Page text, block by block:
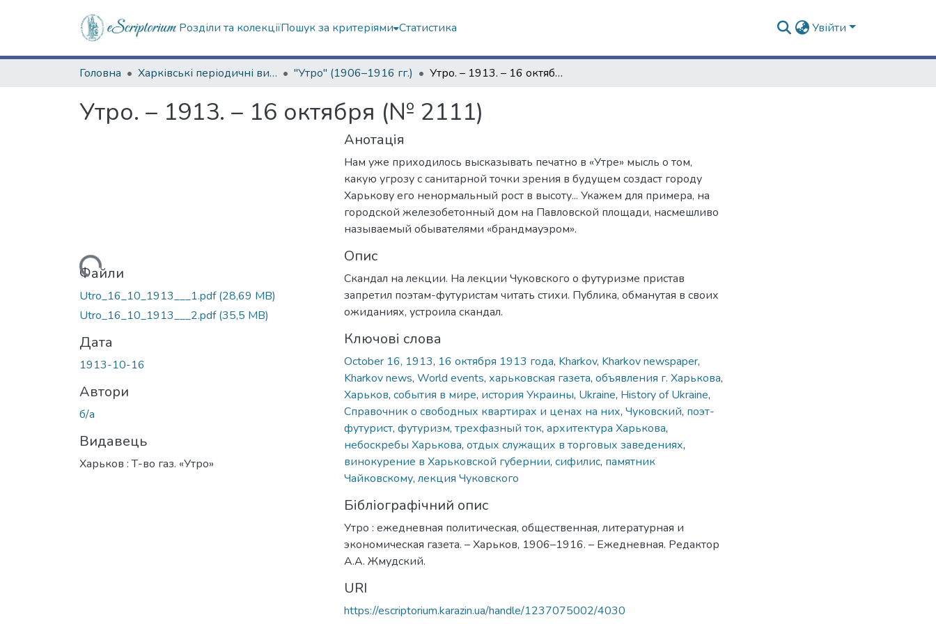
Розділи та колекціїПошук за критеріями Статистика Увійти
Головна Харківські періодичні видання "Утро" (1906–1916 гг.) Утро. – 1913. – 16 октября (№ 2111)
Утро. – 1913. – 16 октября (№ 2111)
Вантажиться...Файли
Utro_16_10_1913___1.pdf(28,69 MB)
Utro_16_10_1913___2.pdf(35,5 MB)
Дата
1913-10-16
Автори
б/а
Видавець
Харьков : Т-во газ. «Утро»
Анотація
Нам уже приходилось высказывать печатно в «Утре» мысль о том,
какую угрозу с санитарной точки зрения в будущем создаст городу
Харькову его ненормальный рост в высоту... Укажем для примера, на
городской железобетонный дом на Павловской площади, насмешливо
называемый обывателями «брандмауэром».
Опис
Скандал на лекции. На лекции Чуковского о футуризме пристав
запретил поэтам-футуристам читать стихи. Публика, обманутая в своих
ожиданиях, устроила скандал.
Ключові слова
October 16, 1913, 16 октября 1913 года, Kharkov, Kharkov newspaper,
Kharkov news, World events, харьковская газета, объявления г. Харькова,
Харьков, события в мире, история Украины, Ukraine, History of Ukraine,
Справочник о свободных квартирах и ценах на них, Чуковский, поэт-
футурист, футуризм, трехфазный ток, архитектура Харькова,
небоскребы Харькова, отдых служащих в торговых заведениях,
винокурение в Харьковской губернии, сифилис, памятник
Чайковскому, лекция Чуковского
Бібліографічний опис
Утро : ежедневная политическая, общественная, литературная и
экономическая газета. – Харьков, 1906–1916. – Ежедневная. Редактор
А.А. Жмудский.
URI
https://escriptorium.karazin.ua/handle/1237075002/4030